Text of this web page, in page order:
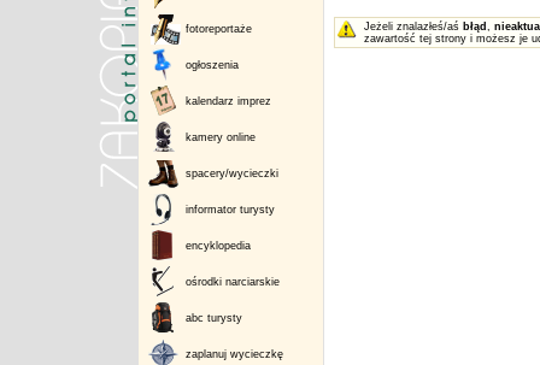
fotoreportaże
ogłoszenia
kalendarz imprez
kamery online
spacery/wycieczki
informator turysty
encyklopedia
ośrodki narciarskie
abc turysty
zaplanuj wycieczkę
Jeżeli znalazłeś/aś błąd ,
zawartość tej strony i możesz je